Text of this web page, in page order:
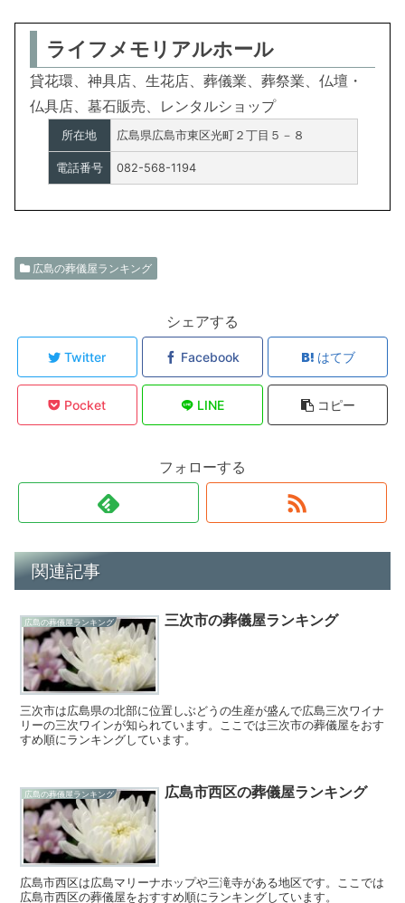
ライフメモリアルホール
貸花環、神具店、生花店、葬儀業、葬祭業、仏壇・
仏具店、墓石販売、レンタルショップ
所在地 広島県広島市東区光町２丁目５－８
電話番号 082-568-1194
広島の葬儀屋ランキング
シェアする
Twitter Facebook はてブ
Pocket LINE コピー
フォローする
関連記事
広島の葬儀屋ランキング 三次市の葬儀屋ランキング
三次市は広島県の北部に位置しぶどうの生産が盛んで広島三次ワイナ
リーの三次ワインが知られています。ここでは三次市の葬儀屋をおす
すめ順にランキングしています。
広島の葬儀屋ランキング 広島市西区の葬儀屋ランキング
広島市西区は広島マリーナホップや三滝寺がある地区です。ここでは
広島市西区の葬儀屋をおすすめ順にランキングしています。